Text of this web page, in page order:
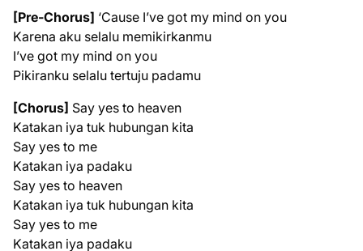
[Pre-Chorus] ‘Cause I’ve got my mind on you
Karena aku selalu memikirkanmu
I’ve got my mind on you
Pikiranku selalu tertuju padamu
[Chorus] Say yes to heaven
Katakan iya tuk hubungan kita
Say yes to me
Katakan iya padaku
Say yes to heaven
Katakan iya tuk hubungan kita
Say yes to me
Katakan iya padaku